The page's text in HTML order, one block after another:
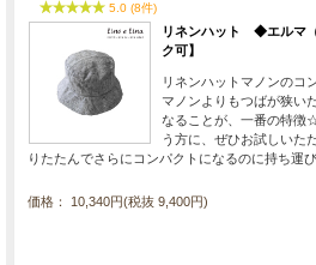
5.0 (8件)
リネンハット ◆エルマ
ク可】
リネンハットマノンのコ
マノンよりもつばが狭い
なることが、一番の特徴
う方に、ぜひお試しいた
りたたんでさらにコンパクトになるのに持ち運
価格： 10,340円(税抜 9,400円)